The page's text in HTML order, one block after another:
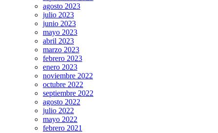
agosto 2023
julio 2023
junio 2023
mayo 2023
abril 2023
marzo 2023
febrero 2023
enero 2023
noviembre 2022
octubre 2022
septiembre 2022
agosto 2022
julio 2022
mayo 2022
febrero 2021